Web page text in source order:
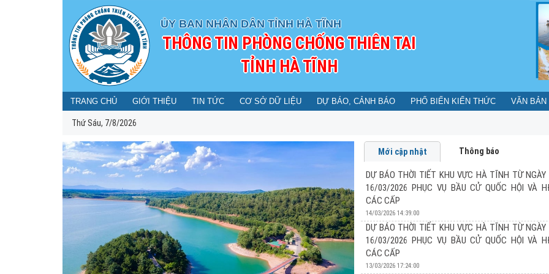
ỦY BAN NHÂN DÂN TỈNH HÀ TĨNH
THÔNG TIN PHÒNG CHỐNG THIÊN TAI
TỈNH HÀ TĨNH
TRANG CHỦ GIỚI THIỆU TIN TỨC CƠ SỞ DỮ LIỆU DỰ BÁO, CẢNH BÁO PHỔ BIẾN KIẾN THỨC VĂN BẢN
Thứ Sáu, 7/8/2026
DỰ BÁO THỜI TIẾT KHU VỰC HÀ TĨNH
PHỤC VỤ BẦU CỬ QUỐC HỘI VÀ HĐND CÁC
Mới cập nhật Thông báo
DỰ BÁO THỜI TIẾT KHU VỰC HÀ TĨNH TỪ NGÀY
16/03/2026 PHỤC VỤ BẦU CỬ QUỐC HỘI VÀ
CÁC CẤP
14/03/2026 14:39:00
DỰ BÁO THỜI TIẾT KHU VỰC HÀ TĨNH TỪ NGÀY
16/03/2026 PHỤC VỤ BẦU CỬ QUỐC HỘI VÀ
CÁC CẤP
13/03/2026 17:24:00